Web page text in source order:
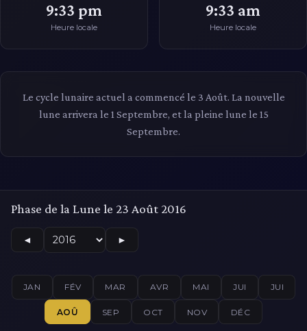
9:33 pm
Heure locale
9:33 am
Heure locale
Le cycle lunaire actuel a commencé le 3 Août. La nouvelle
lune arrivera le 1 Septembre, et la pleine lune le 15
Septembre.
Phase de la Lune le 23 Août 2016
◄ ►
JAN FÉV MAR AVR MAI JUI JUI
AOÛ SEP OCT NOV DÉC